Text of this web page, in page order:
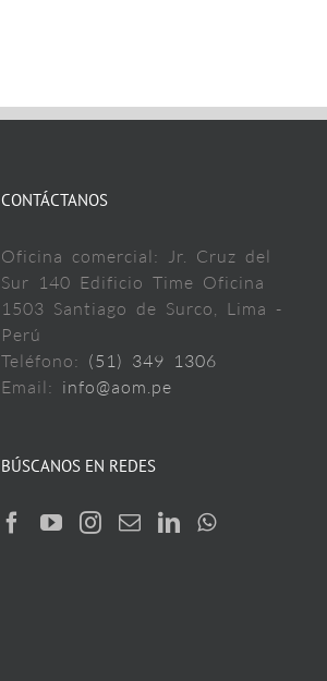
CONTÁCTANOS
Oficina comercial: Jr. Cruz del
Sur 140 Edificio Time Oficina
1503 Santiago de Surco, Lima -
Perú
Teléfono: (51) 349 1306
Email: info@aom.pe
BÚSCANOS EN REDES